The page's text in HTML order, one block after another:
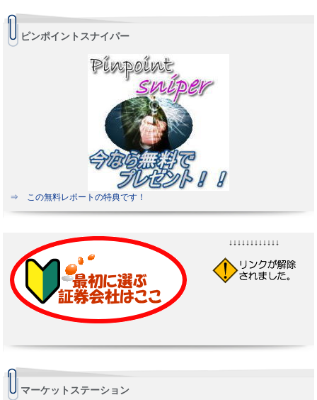
ピンポイントスナイパー
⇒ この無料レポートの特典です！
↓↓↓↓↓↓↓↓↓↓↓↓
マーケットステーション